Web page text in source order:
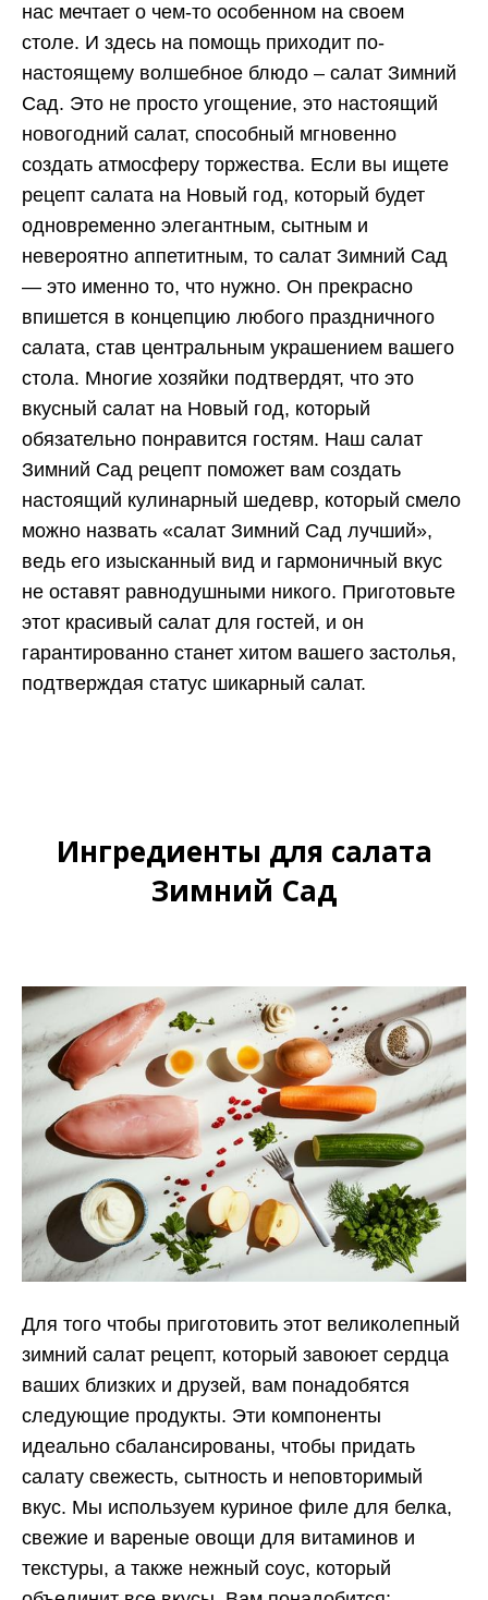
нас мечтает о чем-то особенном на своем
столе. И здесь на помощь приходит по-
настоящему волшебное блюдо – салат Зимний
Сад. Это не просто угощение, это настоящий
новогодний салат, способный мгновенно
создать атмосферу торжества. Если вы ищете
рецепт салата на Новый год, который будет
одновременно элегантным, сытным и
невероятно аппетитным, то салат Зимний Сад
— это именно то, что нужно. Он прекрасно
впишется в концепцию любого праздничного
салата, став центральным украшением вашего
стола. Многие хозяйки подтвердят, что это
вкусный салат на Новый год, который
обязательно понравится гостям. Наш салат
Зимний Сад рецепт поможет вам создать
настоящий кулинарный шедевр, который смело
можно назвать «салат Зимний Сад лучший»,
ведь его изысканный вид и гармоничный вкус
не оставят равнодушными никого. Приготовьте
этот красивый салат для гостей, и он
гарантированно станет хитом вашего застолья,
подтверждая статус шикарный салат.
Ингредиенты для салата
Зимний Сад
Для того чтобы приготовить этот великолепный
зимний салат рецепт, который завоюет сердца
ваших близких и друзей, вам понадобятся
следующие продукты. Эти компоненты
идеально сбалансированы, чтобы придать
салату свежесть, сытность и неповторимый
вкус. Мы используем куриное филе для белка,
свежие и вареные овощи для витаминов и
текстуры, а также нежный соус, который